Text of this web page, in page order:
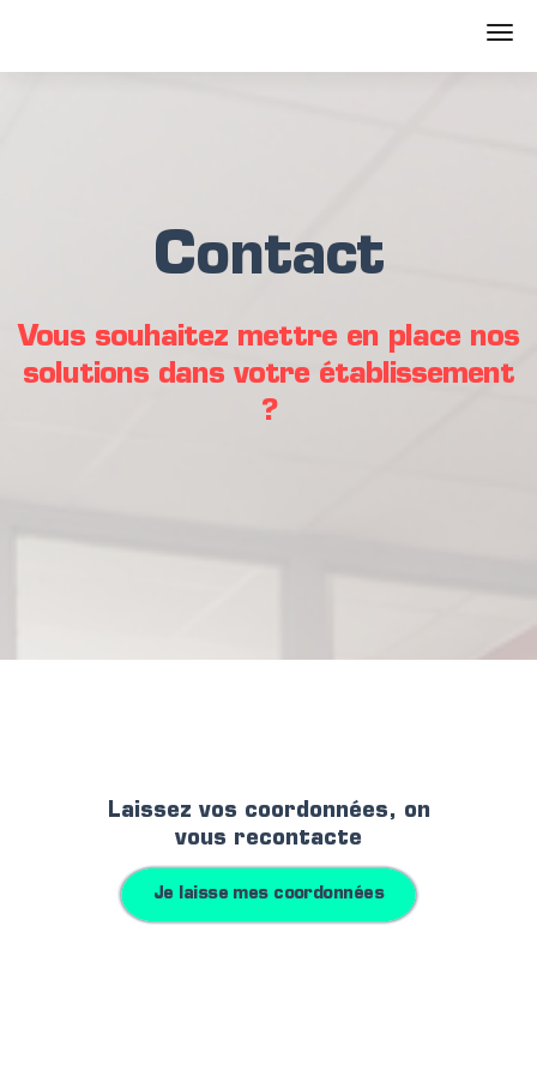
Contact
Vous souhaitez mettre en place nos
solutions dans votre établissement
?
Laissez vos coordonnées, on
vous recontacte
Je laisse mes coordonnées